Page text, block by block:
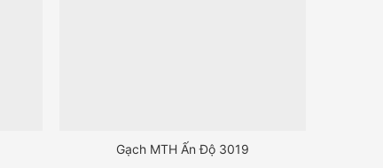
Gạch MTH Ấn Độ 3019